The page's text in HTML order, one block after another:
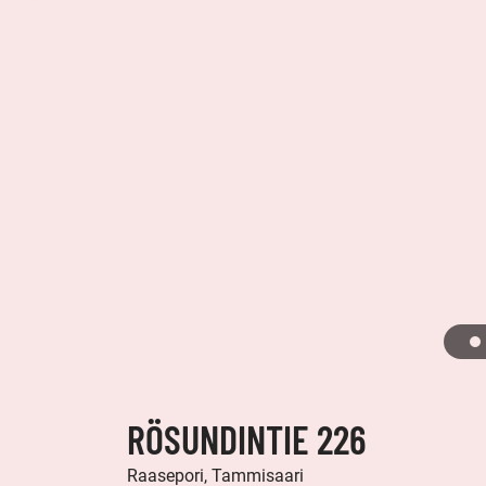
RÖSUNDINTIE 226
Raasepori, Tammisaari